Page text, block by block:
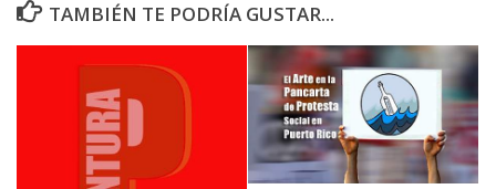
TAMBIÉN TE PODRÍA GUSTAR...